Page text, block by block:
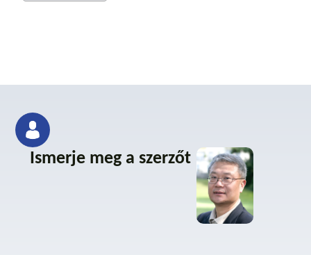
Ismerje meg a szerzőt